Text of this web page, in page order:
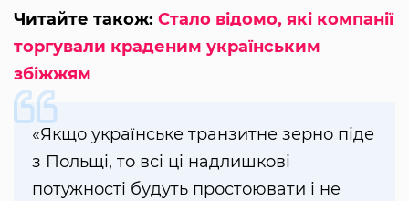
Читайте також: Стало відомо, які компанії
торгували краденим українським
збіжжям
«Якщо українське транзитне зерно піде
з Польщі, то всі ці надлишкові
потужності будуть простоювати і не